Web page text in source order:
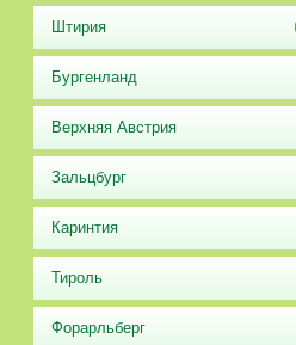
Штирия
Бургенланд
Верхняя Австрия
Зальцбург
Каринтия
Тироль
Форарльберг